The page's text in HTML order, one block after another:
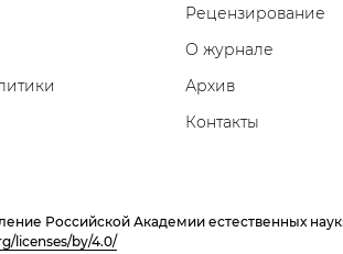
Рецензирование
О журнале
Архив
Контакты
Российской Академии естественных
licenses/by/4.0/